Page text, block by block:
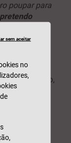
poupar para
pretendo
ter um prazo,
décadas.
atingir os
tenha
sem aceitar
no